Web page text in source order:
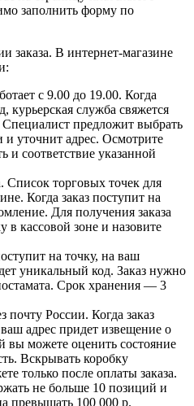
заполнить форму по
заказа. В интернет-магазине
с 9.00 до 19.00. Когда
курьерская служба свяжется
Специалист предложит выбрать
и уточнит адрес. Осмотрите
и соответствие указанной
Список торговых точек для
Когда заказ поступит на
Для получения заказа
в кассовой зоне и назовите
на точку, на ваш
уникальный код. Заказ нужно
Срок хранения — 3
почту России. Когда заказ
адрес придет извещение о
вы можете оценить состояние
Вскрывать коробку
только после оплаты заказа.
не больше 10 позиций и
превышать 100 000 р.